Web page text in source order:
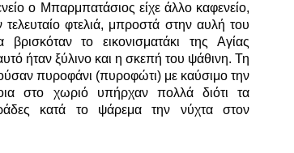
Μπαρμπατάσιος είχε άλλο καφενείο,
φτελιά, μπροστά στην αυλή του
το εικονισματάκι της Αγίας
ήταν ξύλινο και η σκεπή του ψάθινη. Τη
πυροφάνι (πυροφώτι) με καύσιμο την
στο χωριό υπήρχαν πολλά διότι τα
κατά το ψάρεμα την νύχτα στον